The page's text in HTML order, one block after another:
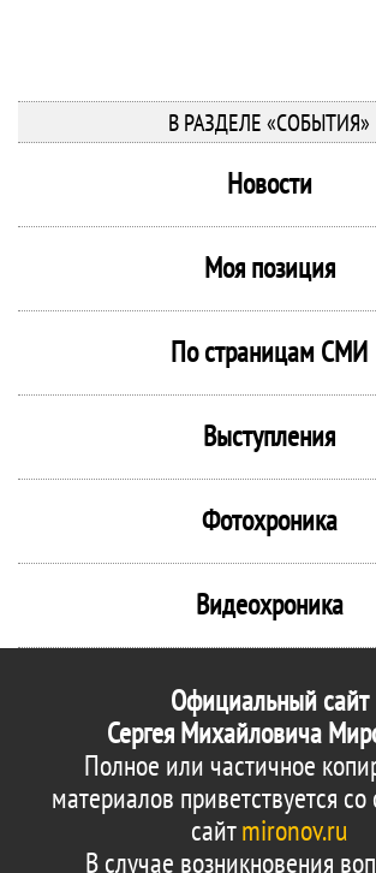
В РАЗДЕЛЕ «СОБЫТИЯ»
Новости
Моя позиция
По страницам СМИ
Выступления
Фотохроника
Видеохроника
Официальный сайт
Сергея Михайловича
Полное или частичное
материалов приветствуется
сайтmironov.ru
В случае возникновения